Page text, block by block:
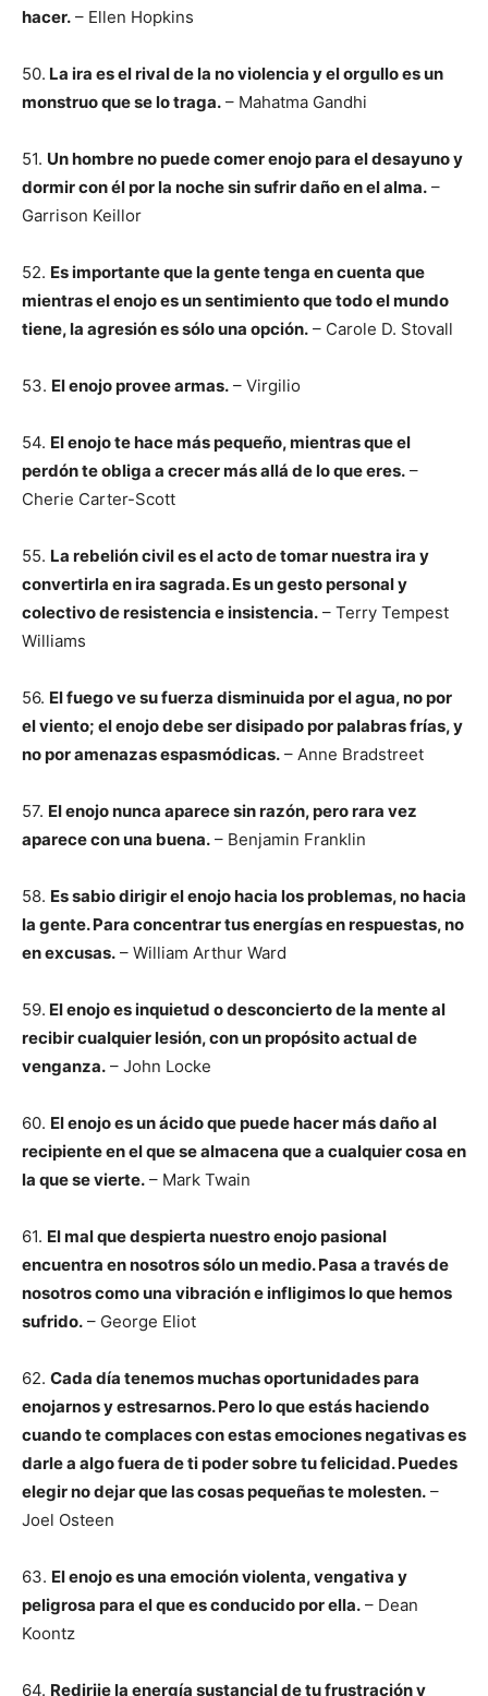
hacer. – Ellen Hopkins
50. La ira es el rival de la no violencia y el orgullo es un
monstruo que se lo traga. – Mahatma Gandhi
51. Un hombre no puede comer enojo para el desayuno y
dormir con él por la noche sin sufrir daño en el alma. –
Garrison Keillor
52. Es importante que la gente tenga en cuenta que
mientras el enojo es un sentimiento que todo el mundo
tiene, la agresión es sólo una opción. – Carole D. Stovall
53. El enojo provee armas. – Virgilio
54. El enojo te hace más pequeño, mientras que el
perdón te obliga a crecer más allá de lo que eres. –
Cherie Carter-Scott
55. La rebelión civil es el acto de tomar nuestra ira y
convertirla en ira sagrada. Es un gesto personal y
colectivo de resistencia e insistencia. – Terry Tempest
Williams
56. El fuego ve su fuerza disminuida por el agua, no por
el viento; el enojo debe ser disipado por palabras frías, y
no por amenazas espasmódicas. – Anne Bradstreet
57. El enojo nunca aparece sin razón, pero rara vez
aparece con una buena. – Benjamin Franklin
58. Es sabio dirigir el enojo hacia los problemas, no hacia
la gente. Para concentrar tus energías en respuestas, no
en excusas. – William Arthur Ward
59. El enojo es inquietud o desconcierto de la mente al
recibir cualquier lesión, con un propósito actual de
venganza. – John Locke
60. El enojo es un ácido que puede hacer más daño al
recipiente en el que se almacena que a cualquier cosa en
la que se vierte. – Mark Twain
61. El mal que despierta nuestro enojo pasional
encuentra en nosotros sólo un medio. Pasa a través de
nosotros como una vibración e infligimos lo que hemos
sufrido. – George Eliot
62. Cada día tenemos muchas oportunidades para
enojarnos y estresarnos. Pero lo que estás haciendo
cuando te complaces con estas emociones negativas es
darle a algo fuera de ti poder sobre tu felicidad. Puedes
elegir no dejar que las cosas pequeñas te molesten. –
Joel Osteen
63. El enojo es una emoción violenta, vengativa y
peligrosa para el que es conducido por ella. – Dean
Koontz
64. Redirije la energía sustancial de tu frustración y